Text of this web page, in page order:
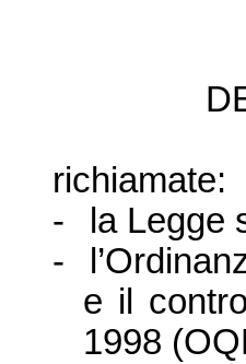
richiamate:
-
la Legge
-
l’Or
e il
1998